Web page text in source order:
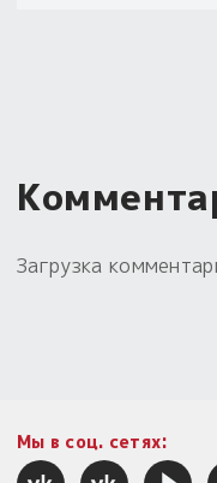
Загрузка
Мы в соц. сетях: